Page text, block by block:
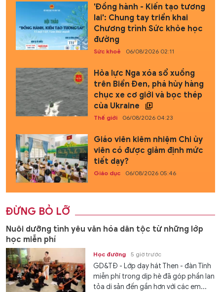
'Đồng hành - Kiến tạo tương
lai': Chung tay triển khai
Chương trình Sức khỏe học
đường
Sức khoẻ 06/08/2026 02:11
Hỏa lực Nga xóa sổ xuồng
trên Biển Đen, phá hủy hàng
chục xe cơ giới và bọc thép
của Ukraine
Thế giới 06/08/2026 04:23
Giáo viên kiêm nhiệm Chi ủy
viên có được giảm định mức
tiết dạy?
Giáo dục 06/08/2026 05:46
ĐỪNG BỎ LỠ
Nuôi dưỡng tình yêu văn hóa dân tộc từ những lớp
học miễn phí
Học đường 5 giờ trước
GD&TĐ - Lớp dạy hát Then - đàn Tính
miễn phí trong dịp hè đã góp phần lan
tỏa di sản đến gần hơn với các em...